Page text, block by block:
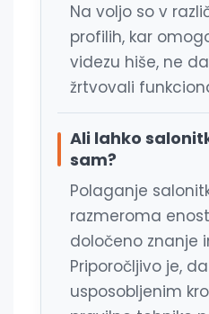
Na voljo so v
profilih, kar
videzu hiše, ne
žrtvovali
Ali lahko
sam?
Polaganje
razmeroma
določeno znanje
Priporočljivo je,
usposobljenim